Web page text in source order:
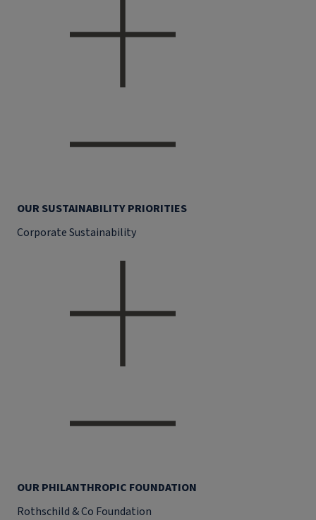
OUR SUSTAINABILITY PRIORITIES
Corporate Sustainability
OUR PHILANTHROPIC FOUNDATION
Rothschild & Co Foundation